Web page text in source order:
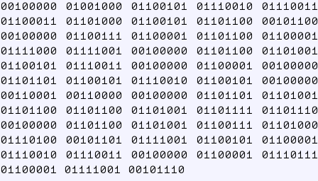
00100000 01001000 01100101 01110010 01110011
01100011 01101000 01100101 01101100 00101100
00100000 01100111 01100001 01101100 01100001
01111000 01111001 00100000 01101100 01101001
01100101 01110011 00100000 01100001 00100000
01101101 01100101 01110010 01100101 00100000
00110001 00110000 00100000 01101101 01101001
01101100 01101100 01101001 01101111 01101110
00100000 01101100 01101001 01100111 01101000
01110100 00101101 01111001 01100101 01100001
01110010 01110011 00100000 01100001 01110111
01100001 01111001 00101110